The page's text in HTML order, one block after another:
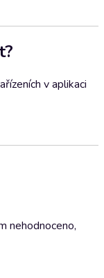
v aplikaci
nehodnoceno,